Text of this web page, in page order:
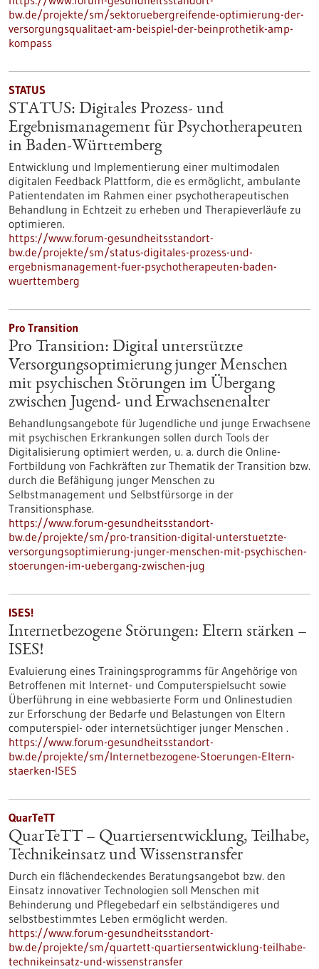
bw.de/projekte/sm/sektoruebergreifende-optimierung-der-
versorgungsqualitaet-am-beispiel-der-beinprothetik-amp-
kompass
STATUS
STATUS: Digitales Prozess- und
Ergebnismanagement für Psychotherapeuten
in Baden-Württemberg
Entwicklung und Implementierung einer multimodalen
digitalen Feedback Plattform, die es ermöglicht, ambulante
Patientendaten im Rahmen einer psychotherapeutischen
Behandlung in Echtzeit zu erheben und Therapieverläufe zu
optimieren.
https://www.forum-gesundheitsstandort-
bw.de/projekte/sm/status-digitales-prozess-und-
ergebnismanagement-fuer-psychotherapeuten-baden-
wuerttemberg
Pro Transition
Pro Transition: Digital unterstützte
Versorgungsoptimierung junger Menschen
mit psychischen Störungen im Übergang
zwischen Jugend- und Erwachsenenalter
Behandlungsangebote für Jugendliche und junge Erwachsene
mit psychischen Erkrankungen sollen durch Tools der
Digitalisierung optimiert werden, u. a. durch die Online-
Fortbildung von Fachkräften zur Thematik der Transition bzw.
durch die Befähigung junger Menschen zu
Selbstmanagement und Selbstfürsorge in der
Transitionsphase.
https://www.forum-gesundheitsstandort-
bw.de/projekte/sm/pro-transition-digital-unterstuetzte-
versorgungsoptimierung-junger-menschen-mit-psychischen-
stoerungen-im-uebergang-zwischen-jug
ISES!
Internetbezogene Störungen: Eltern stärken –
ISES!
Evaluierung eines Trainingsprogramms für Angehörige von
Betroffenen mit Internet- und Computerspielsucht sowie
Überführung in eine webbasierte Form und Onlinestudien
zur Erforschung der Bedarfe und Belastungen von Eltern
computerspiel- oder internetsüchtiger junger Menschen .
https://www.forum-gesundheitsstandort-
bw.de/projekte/sm/Internetbezogene-Stoerungen-Eltern-
staerken-ISES
QuarTeTT
QuarTeTT – Quartiersentwicklung, Teilhabe,
Technikeinsatz und Wissenstransfer
Durch ein flächendeckendes Beratungsangebot bzw. den
Einsatz innovativer Technologien soll Menschen mit
Behinderung und Pflegebedarf ein selbständigeres und
selbstbestimmtes Leben ermöglicht werden.
https://www.forum-gesundheitsstandort-
bw.de/projekte/sm/quartett-quartiersentwicklung-teilhabe-
technikeinsatz-und-wissenstransfer